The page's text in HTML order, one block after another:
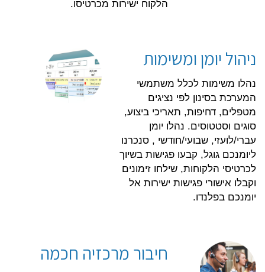
הלקוח ישירות מכרטיסו.
ניהול יומן ומשימות
נהלו משימות לכלל משתמשי
המערכת בסינון לפי נציגים
מטפלים, דחיפות, תאריכי ביצוע,
סוגים וסטטוסים. נהלו יומן
עברי/לועזי, שבועי/חודשי , סנכרנו
ליומנכם גוגל, קבעו פגישות בשיוך
לכרטיסי הלקוחות, שילחו זימונים
וקבלו אישורי פגישות ישירות אל
יומנכם בפלנדו.
חיבור מרכזיה חכמה